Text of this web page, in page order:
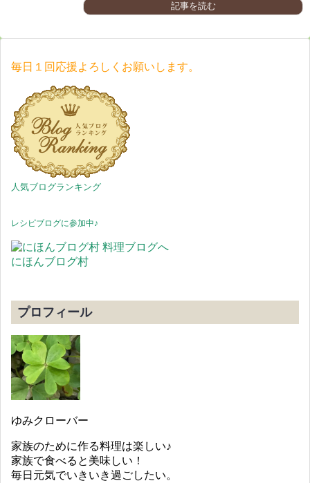
記事を読む
毎日１回応援よろしくお願いします。
人気ブログランキング
レシピブログに参加中♪
にほんブログ村
プロフィール
ゆみクローバー
家族のために作る料理は楽しい♪
家族で食べると美味しい！
毎日元気でいきいき過ごしたい。